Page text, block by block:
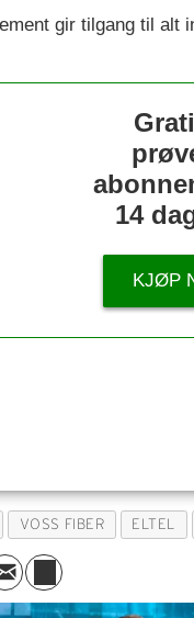
gir tilgang til alt
14
KJØP
VOSS FIBER ELTEL